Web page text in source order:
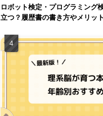
ロボット検定・プログラミング
立つ？履歴書の書き方やメリッ